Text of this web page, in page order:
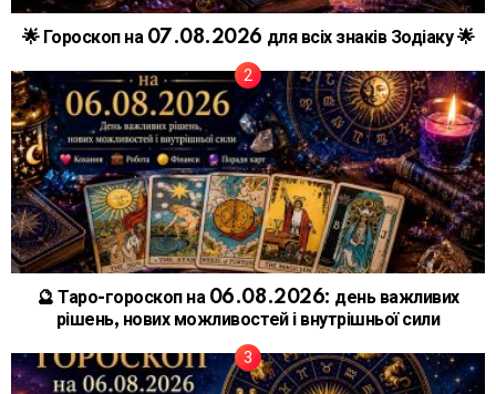
🌟 Гороскоп на 07.08.2026 для всіх знаків Зодіаку 🌟
🔮 Таро-гороскоп на 06.08.2026: день важливих
рішень, нових можливостей і внутрішньої сили